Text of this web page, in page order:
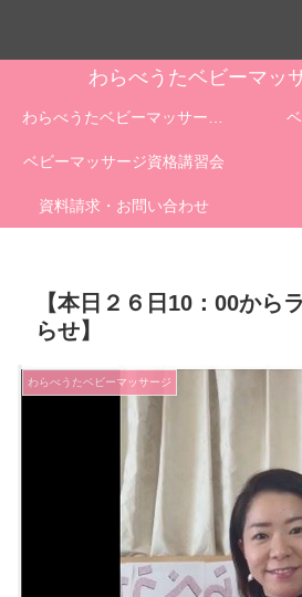
わらべうたベビーマッ
ベビーマッサージ資格講習会
資料請求・お問い合わせ
【本日２６日10：00から
らせ】
わらべうたベビーマッサージ